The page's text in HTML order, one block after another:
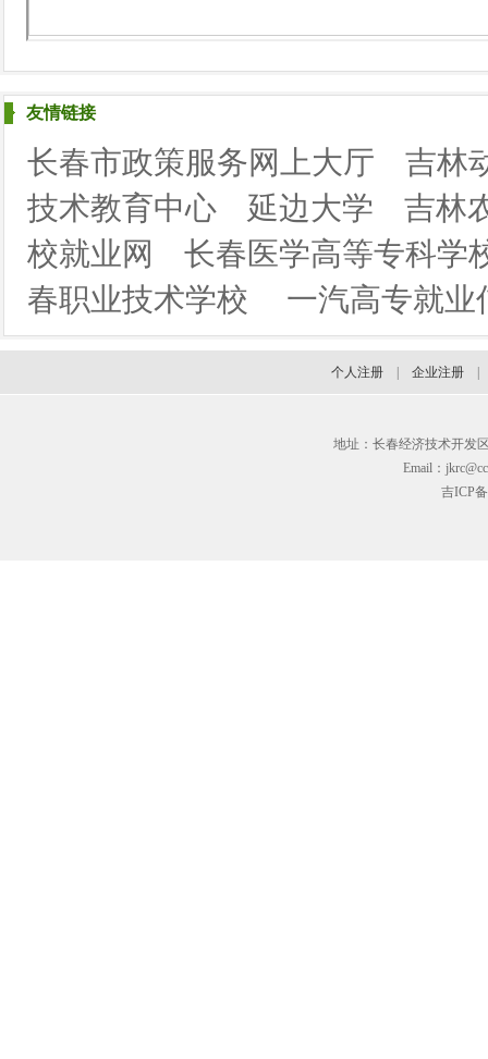
友情链接
长春市政策服务网上大厅
吉林
技术教育中心
延边大学
吉林
校就业网
长春医学高等专科学
春职业技术学校
一汽高专就业
个人注册 企业注册
地址：长春经济技术开发
Email：
吉ICP